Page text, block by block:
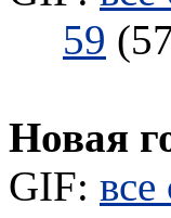
59
Новая
GIF: